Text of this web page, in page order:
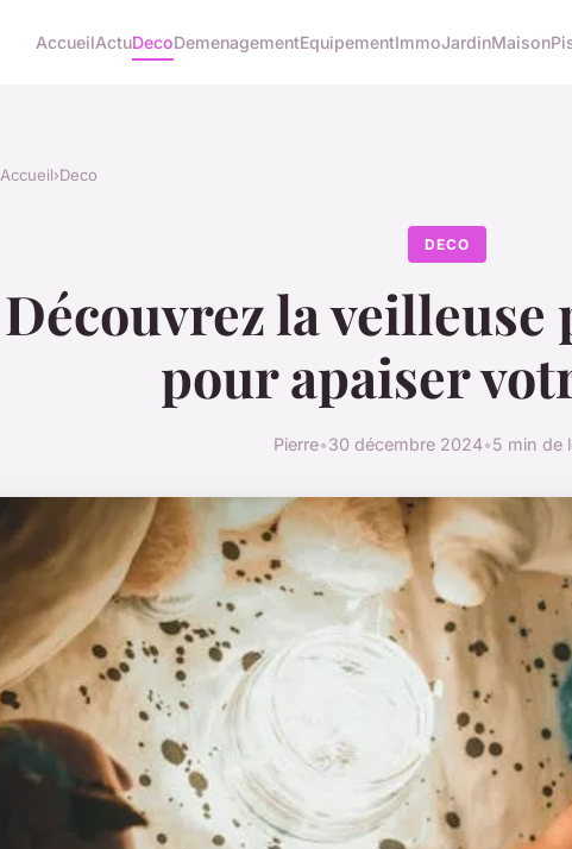
AccueilActuDecoDemenagementEquipementImmoJardinMaison
Accueil›Deco
DECO
Découvrez la
pour apaiser
Pierre•30 décembre 2024•5 min de